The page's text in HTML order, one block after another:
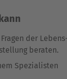
der
beraten.
Spezialisten